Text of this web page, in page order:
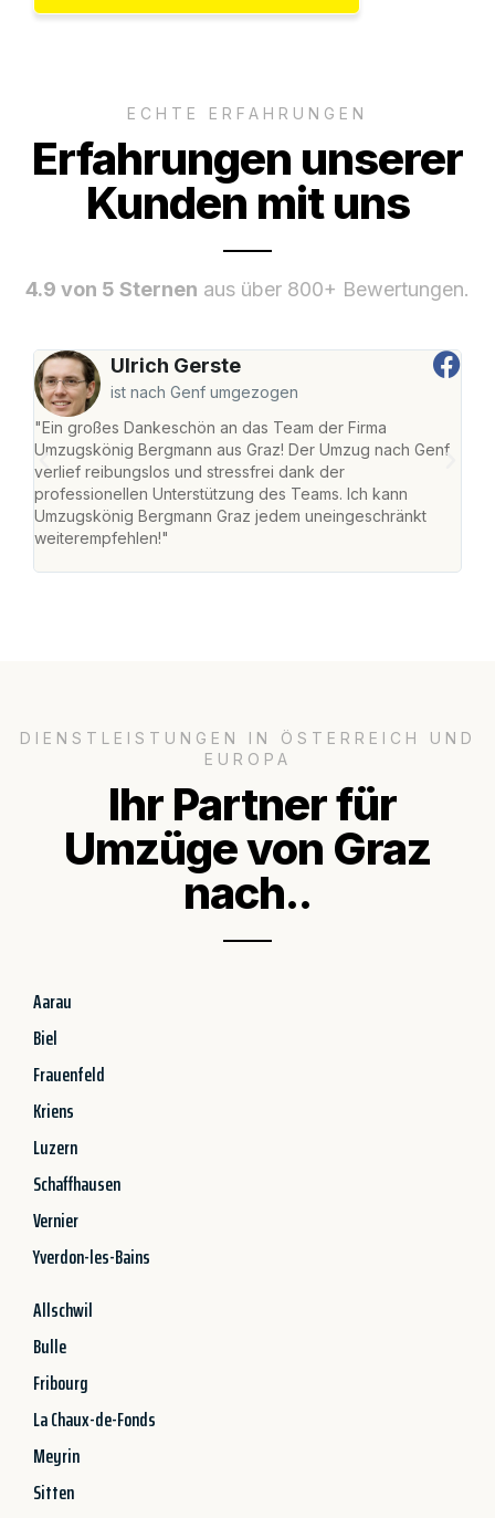
ECHTE ERFAHRUNGEN
Erfahrungen unserer
Kunden mit uns
4.9 von 5 Sternen aus über 800+ Bewertungen.
Ulrich Gerste
ist nach Genf umgezogen
"Ein großes Dankeschön an das Team der Firma
Umzugskönig Bergmann aus Graz! Der Umzug nach Genf
verlief reibungslos und stressfrei dank der
professionellen Unterstützung des Teams. Ich kann
Umzugskönig Bergmann Graz jedem uneingeschränkt
weiterempfehlen!"
DIENSTLEISTUNGEN IN ÖSTERREICH UND
EUROPA
Ihr Partner für
Umzüge von Graz
nach..
Aarau
Biel
Frauenfeld
Kriens
Luzern
Schaffhausen
Vernier
Yverdon-les-Bains
Allschwil
Bulle
Fribourg
La Chaux-de-Fonds
Meyrin
Sitten